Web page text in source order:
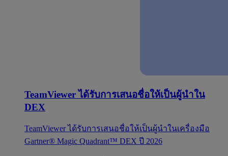
TeamViewer ได้รับการเสนอชื่อให้เป็นผู้นำใน
DEX
TeamViewer ได้รับการเสนอชื่อให้เป็นผู้นำในเครื่องมือ
Gartner® Magic Quadrant™ DEX ปี 2026